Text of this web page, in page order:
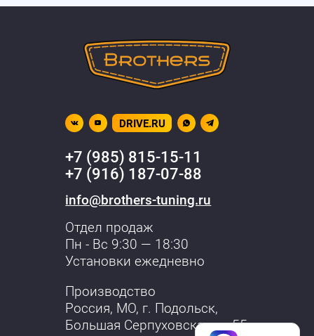
DRIVE.RU
+7 (985) 815-15-11
+7 (916) 187-07-88
info@brothers-tuning.ru
Отдел продаж
Пн - Вс 9:30 — 18:30
Установки ежедневно
Производство
Россия, МО, г. Подольск,
Большая Серпуховская, д. 55